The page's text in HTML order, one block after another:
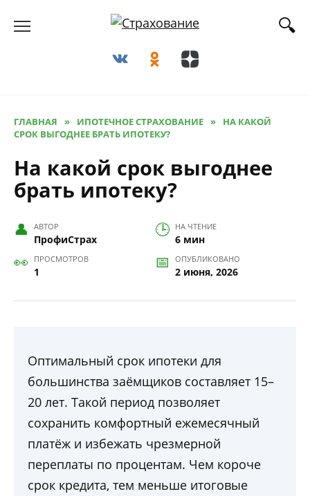
ГЛАВНАЯ » ИПОТЕЧНОЕ СТРАХОВАНИЕ »
НА КАКОЙ
СРОК ВЫГОДНЕЕ БРАТЬ ИПОТЕКУ?
На какой срок выгоднее
брать ипотеку?
АВТОР
ПрофиСтрах
НА ЧТЕНИЕ
6 мин
ПРОСМОТРОВ
1
ОПУБЛИКОВАНО
2 июня, 2026
Оптимальный срок ипотеки для
большинства заёмщиков составляет 15–
20 лет. Такой период позволяет
сохранить комфортный ежемесячный
платёж и избежать чрезмерной
переплаты по процентам. Чем короче
срок кредита, тем меньше итоговые